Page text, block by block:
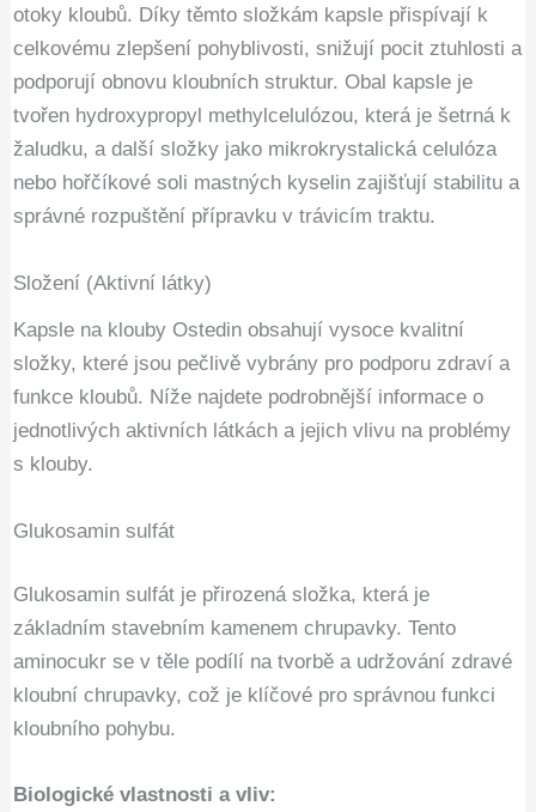
otoky kloubů. Díky těmto složkám kapsle přispívají k
celkovému zlepšení pohyblivosti, snižují pocit ztuhlosti a
podporují obnovu kloubních struktur. Obal kapsle je
tvořen hydroxypropyl methylcelulózou, která je šetrná k
žaludku, a další složky jako mikrokrystalická celulóza
nebo hořčíkové soli mastných kyselin zajišťují stabilitu a
správné rozpuštění přípravku v trávicím traktu.
Složení (Aktivní látky)
Kapsle na klouby Ostedin obsahují vysoce kvalitní
složky, které jsou pečlivě vybrány pro podporu zdraví a
funkce kloubů. Níže najdete podrobnější informace o
jednotlivých aktivních látkách a jejich vlivu na problémy
s klouby.
Glukosamin sulfát
Glukosamin sulfát je přirozená složka, která je
základním stavebním kamenem chrupavky. Tento
aminocukr se v těle podílí na tvorbě a udržování zdravé
kloubní chrupavky, což je klíčové pro správnou funkci
kloubního pohybu.
Biologické vlastnosti a vliv: